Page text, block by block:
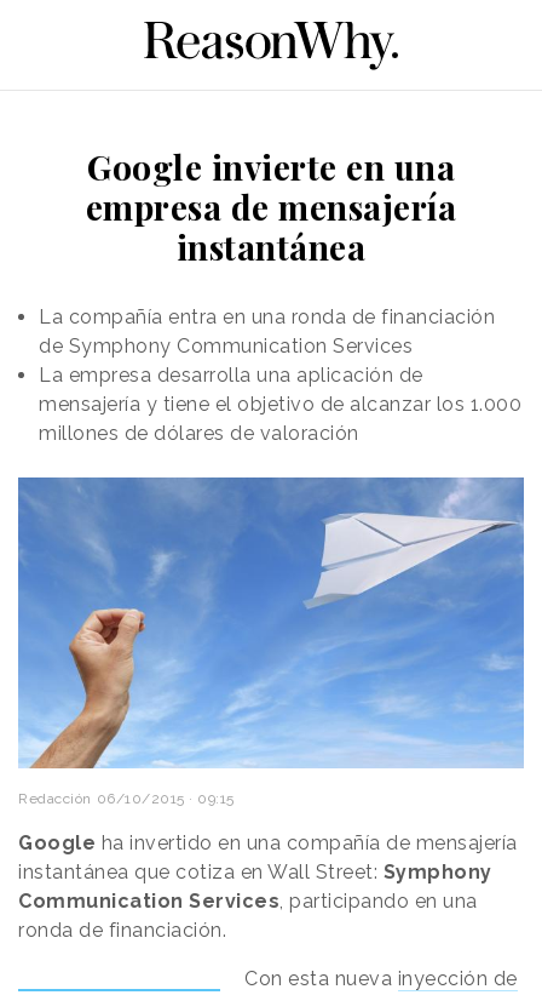
Google invierte en una
empresa de mensajería
instantánea
La compañía entra en una ronda de financiación
de Symphony Communication Services
La empresa desarrolla una aplicación de
mensajería y tiene el objetivo de alcanzar los 1.000
millones de dólares de valoración
Redacción 06/10/2015 · 09:15
Google ha invertido en una compañía de mensajería
instantánea que cotiza en Wall Street: Symphony
Communication Services, participando en una
ronda de financiación.
Con esta nueva inyección de